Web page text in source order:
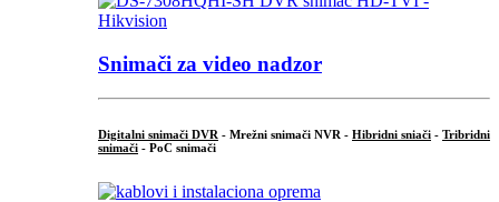
Snimači za video nadzor
Digitalni snimači DVR - Mrežni snimači NVR - Hibridni sniači - Tribridni
snimači - PoC snimači